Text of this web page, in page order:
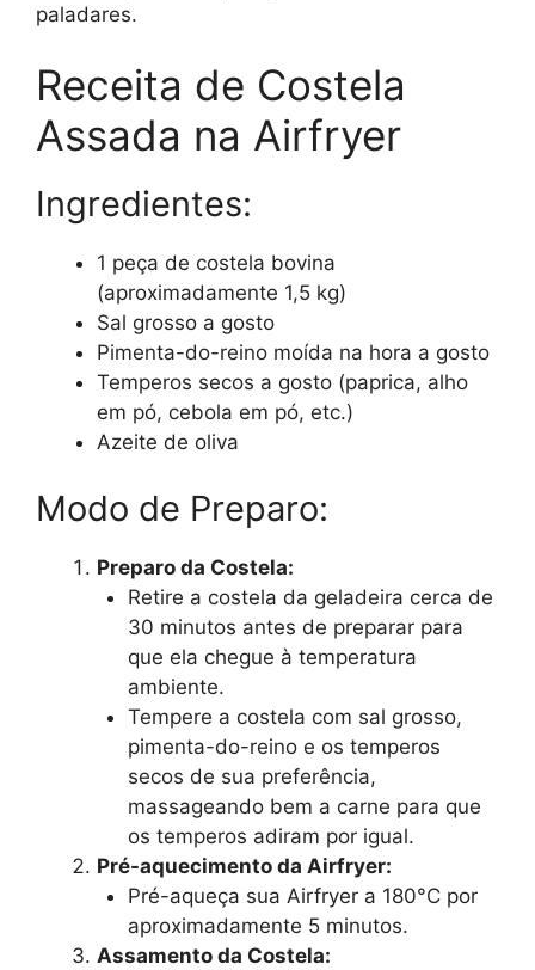
paladares.
Receita de Costela
Assada na Airfryer
Ingredientes:
1 peça de costela bovina
(aproximadamente 1,5 kg)
Sal grosso a gosto
Pimenta-do-reino moída na hora a gosto
Temperos secos a gosto (paprica, alho
em pó, cebola em pó, etc.)
Azeite de oliva
Modo de Preparo:
Preparo da Costela:
Retire a costela da geladeira cerca de
30 minutos antes de preparar para
que ela chegue à temperatura
ambiente.
Tempere a costela com sal grosso,
pimenta-do-reino e os temperos
secos de sua preferência,
massageando bem a carne para que
os temperos adiram por igual.
Pré-aquecimento da Airfryer:
Pré-aqueça sua Airfryer a 180°C por
aproximadamente 5 minutos.
Assamento da Costela: